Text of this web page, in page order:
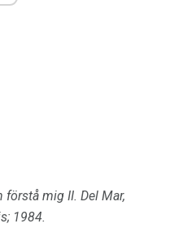
förstå mig II. Del Mar,
1984.